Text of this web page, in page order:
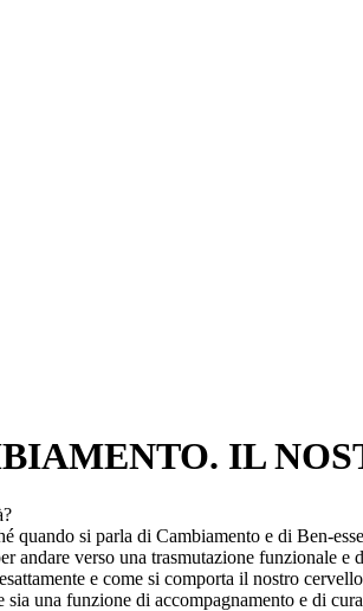
IL
quando si parla di Cambiamento e di Ben-
andare verso una trasmutazione funzionale e
e come si comporta il nostro
una funzione di accompagnamento e di